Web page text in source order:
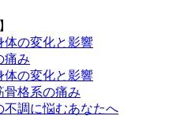
体の変化と影響
痛み
体の変化と影響
骨格系の痛み
不調に悩むあなたへ